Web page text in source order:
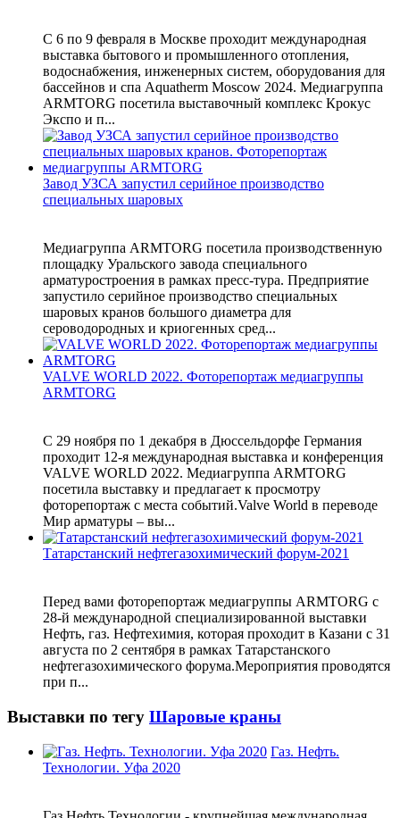
С 6 по 9 февраля в Москве проходит международная
выставка бытового и промышленного отопления,
водоснабжения, инженерных систем, оборудования для
бассейнов и спа Aquatherm Moscow 2024. Медиагруппа
ARMTORG посетила выставочный комплекс Крокус
Экспо и п...
Завод УЗСА запустил серийное производство
специальных шаровых
Медиагруппа ARMTORG посетила производственную
площадку Уральского завода специального
арматуростроения в рамках пресс-тура. Предприятие
запустило серийное производство специальных
шаровых кранов большого диаметра для
сероводородных и криогенных сред...
VALVE WORLD 2022. Фоторепортаж медиагруппы
ARMTORG
С 29 ноября по 1 декабря в Дюссельдорфе Германия
проходит 12-я международная выставка и конференция
VALVE WORLD 2022. Медиагруппа ARMTORG
посетила выставку и предлагает к просмотру
фоторепортаж с места событий.Valve World в переводе
Мир арматуры – вы...
Татарстанский нефтегазохимический форум-2021
Перед вами фоторепортаж медиагруппы ARMTORG с
28-й международной специализированной выставки
Нефть, газ. Нефтехимия, которая проходит в Казани с 31
августа по 2 сентября в рамках Татарстанского
нефтегазохимического форума.Мероприятия проводятся
при п...
Выставки по тегу Шаровые краны
Газ. Нефть.
Технологии. Уфа 2020